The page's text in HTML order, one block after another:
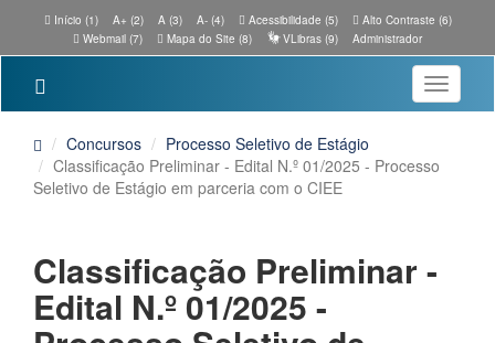
Início (1) A+ (2) A (3) A- (4) Acessibilidade (5)
Alto Contraste (6)
Webmail (7)
Mapa do Site (8) VLibras (9) Administrador
Toggle
Concursos
Processo Seletivo de Estágio
Classificação Preliminar - Edital N.º 01/2025 - Processo
Seletivo de Estágio em parceria com o CIEE
Classificação Preliminar -
Edital N.º 01/2025 -